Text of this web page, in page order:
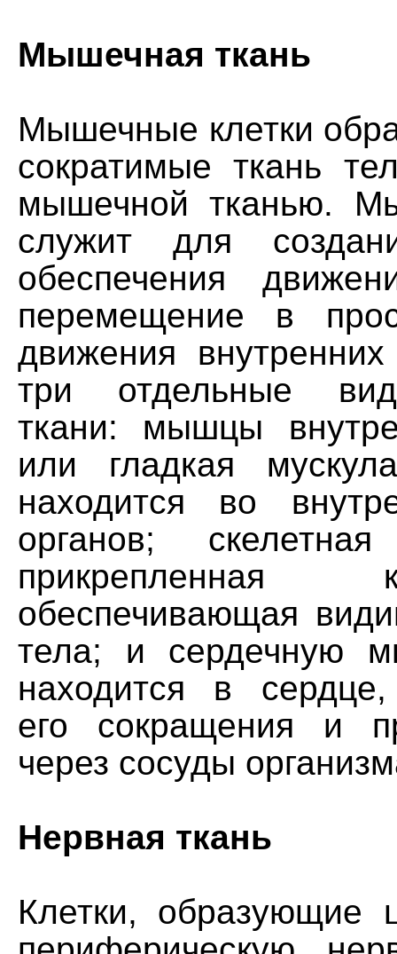
Мышечная ткань
Мышечные клетки
сократимые ткань
мышечной тканью.
служит для
обеспечения
перемещение в
движения
три отдельные
ткани: мышцы
или гладкая
находится во
органов; скелетная
обеспечивающая
тела; и сердечную
находится в сердце,
его сокращения и
через сосуды
Нервная ткань
Клетки, образующие